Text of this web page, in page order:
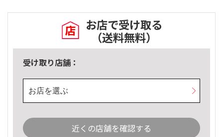
お店で受け取る
（送料無料）
受け取り店舗：
お店を選ぶ
近くの店舗を確認する